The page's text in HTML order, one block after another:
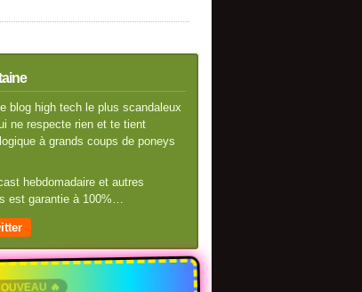
blog high tech le plus scandaleux
ne respecte rien et te tient
à grands coups de poneys
hebdomadaire et autres
est garantie à 100%…
🔥